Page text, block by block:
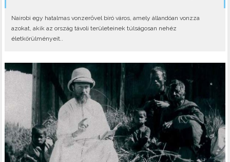
Nairobi egy hatalmas vonzerővel bíró város, amely állandóan vonzza
azokat, akik az ország távoli területeinek túlságosan nehéz
életkörülményeit..